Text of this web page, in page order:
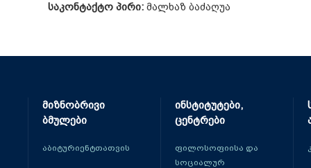
საკონტაქტო პირი:მალხაზ ბაძაღუა
მიზნობრივი
ბმულები
აბიტურიენტთათვის
ინსტიტუტები,
ცენტრები
ფილოსოფიისა და
სოციალურ